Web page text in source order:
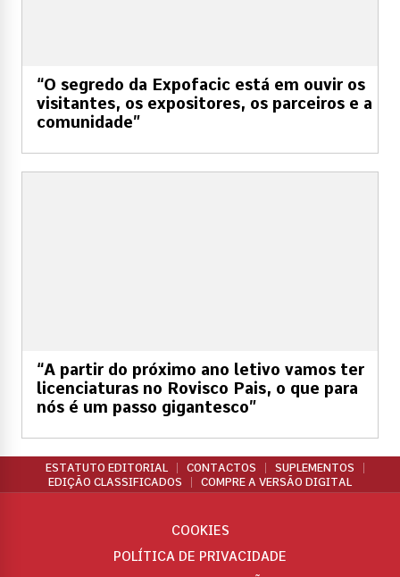
“O segredo da Expofacic está em ouvir os
visitantes, os expositores, os parceiros e a
comunidade”
“A partir do próximo ano letivo vamos ter
licenciaturas no Rovisco Pais, o que para
nós é um passo gigantesco”
ESTATUTO EDITORIAL CONTACTOS
SUPLEMENTOS
EDIÇÃO CLASSIFICADOS
COMPRE A VERSÃO DIGITAL
COOKIES
POLÍTICA DE PRIVACIDADE